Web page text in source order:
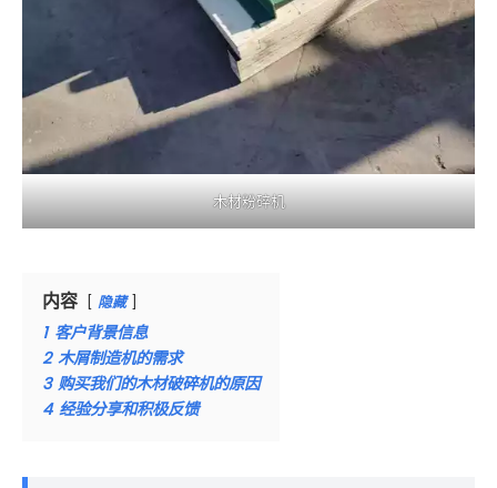
木材粉碎机
内容 隐藏
1 客户背景信息
2 木屑制造机的需求
3 购买我们的木材破碎机的原因
4 经验分享和积极反馈